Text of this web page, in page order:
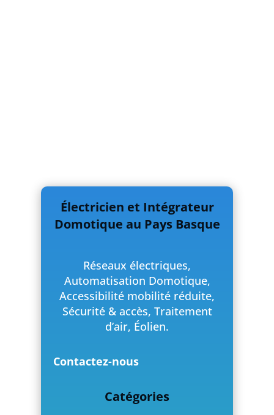
Électricien et Intégrateur
Domotique au Pays Basque
Réseaux électriques,
Automatisation Domotique,
Accessibilité mobilité réduite,
Sécurité & accès, Traitement
d’air, Éolien.
Contactez-nous
Catégories